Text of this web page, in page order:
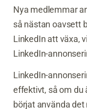
Nya medlemmar
så nästan oavsett
LinkedIn att växa,
LinkedIn-
LinkedIn-
effektivt, så om du
börjat använda